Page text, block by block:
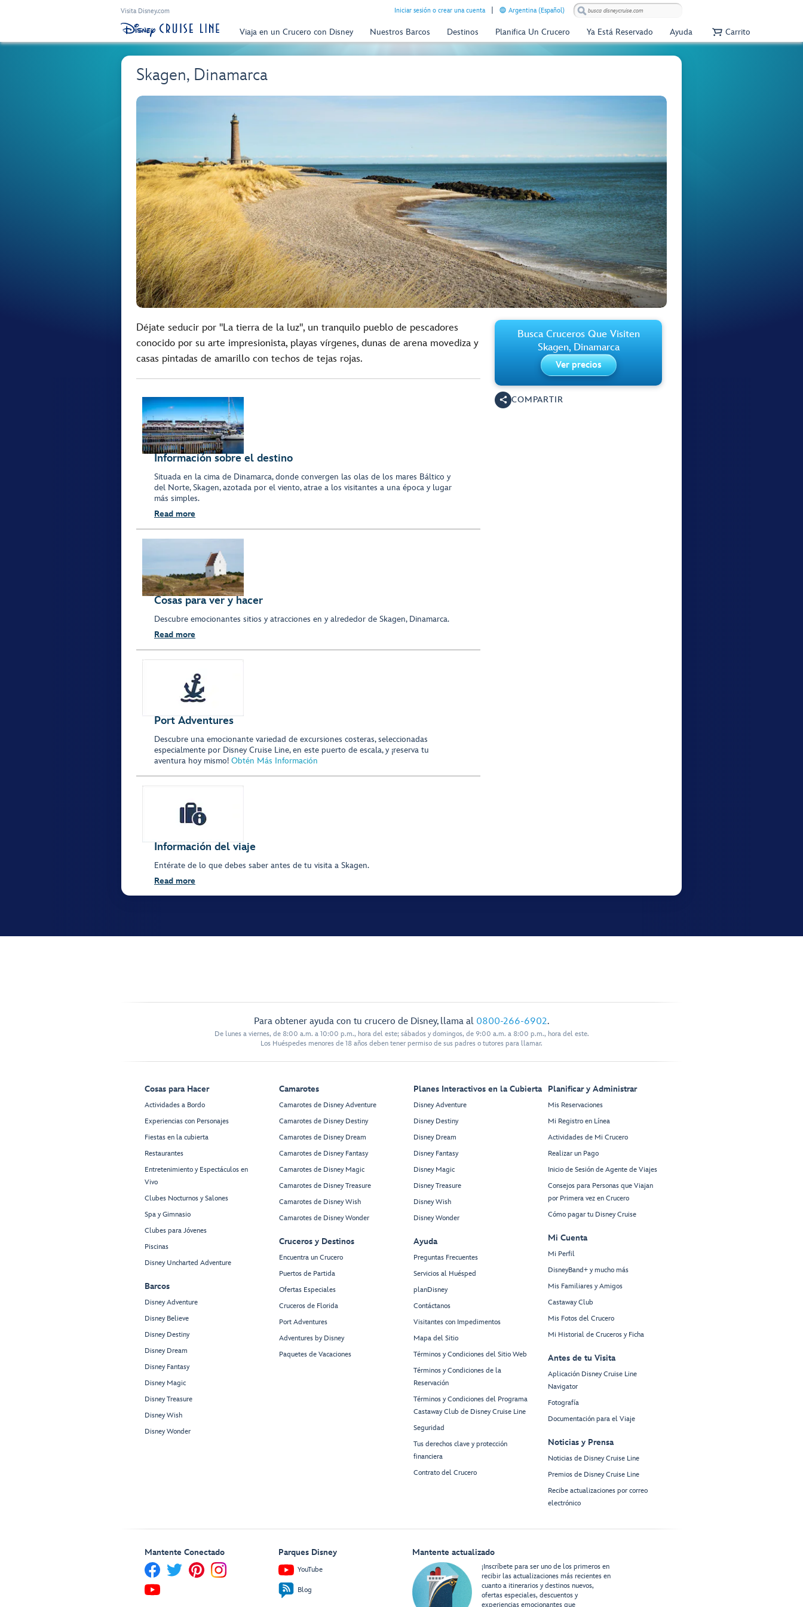
Visita Disney.com Iniciar sesión o crear una cuenta Argentina (Español)
Viaja en un Crucero con Disney Nuestros Barcos Destinos Planifica Un Crucero Ya Está Reservado Ayuda Carrito
Skagen, Dinamarca
Déjate seducir por "La tierra de la luz", un tranquilo pueblo de pescadores
conocido por su arte impresionista, playas vírgenes, dunas de arena movediza y
casas pintadas de amarillo con techos de tejas rojas.
Información sobre el destino
Situada en la cima de Dinamarca, donde convergen las olas de los mares Báltico y
del Norte, Skagen, azotada por el viento, atrae a los visitantes a una época y lugar
más simples.
Read more
Cosas para ver y hacer
Descubre emocionantes sitios y atracciones en y alrededor de Skagen, Dinamarca.
Read more
Port Adventures
Descubre una emocionante variedad de excursiones costeras, seleccionadas
especialmente por Disney Cruise Line, en este puerto de escala, y ¡reserva tu
aventura hoy mismo! Obtén Más Información
Información del viaje
Entérate de lo que debes saber antes de tu visita a Skagen.
Read more
Busca Cruceros Que Visiten
Skagen, Dinamarca
Ver precios
COMPARTIR
Para obtener ayuda con tu crucero de Disney, llama al 0800-266-6902.
De lunes a viernes, de 8:00 a.m. a 10:00 p.m., hora del este; sábados y domingos, de 9:00 a.m. a 8:00 p.m., hora del este.
Los Huéspedes menores de 18 años deben tener permiso de sus padres o tutores para llamar.
Cosas para Hacer
Actividades a Bordo
Experiencias con Personajes
Fiestas en la cubierta
Restaurantes
Entretenimiento y Espectáculos en
Vivo
Clubes Nocturnos y Salones
Spa y Gimnasio
Clubes para Jóvenes
Piscinas
Disney Uncharted Adventure
Barcos
Disney Adventure
Disney Believe
Disney Destiny
Disney Dream
Disney Fantasy
Disney Magic
Disney Treasure
Disney Wish
Disney Wonder
Camarotes
Camarotes de Disney Adventure
Camarotes de Disney Destiny
Camarotes de Disney Dream
Camarotes de Disney Fantasy
Camarotes de Disney Magic
Camarotes de Disney Treasure
Camarotes de Disney Wish
Camarotes de Disney Wonder
Cruceros y Destinos
Encuentra un Crucero
Puertos de Partida
Ofertas Especiales
Cruceros de Florida
Port Adventures
Adventures by Disney
Paquetes de Vacaciones
Planes Interactivos en la Cubierta
Disney Adventure
Disney Destiny
Disney Dream
Disney Fantasy
Disney Magic
Disney Treasure
Disney Wish
Disney Wonder
Ayuda
Preguntas Frecuentes
Servicios al Huésped
planDisney
Contáctanos
Visitantes con Impedimentos
Mapa del Sitio
Términos y Condiciones del Sitio Web
Términos y Condiciones de la
Reservación
Términos y Condiciones del Programa
Castaway Club de Disney Cruise Line
Seguridad
Tus derechos clave y protección
financiera
Contrato del Crucero
Planificar y Administrar
Mis Reservaciones
Mi Registro en Línea
Actividades de Mi Crucero
Realizar un Pago
Inicio de Sesión de Agente de Viajes
Consejos para Personas que Viajan
por Primera vez en Crucero
Cómo pagar tu Disney Cruise
Mi Cuenta
Mi Perfil
DisneyBand+ y mucho más
Mis Familiares y Amigos
Castaway Club
Mis Fotos del Crucero
Mi Historial de Cruceros y Ficha
Antes de tu Visita
Aplicación Disney Cruise Line
Navigator
Fotografía
Documentación para el Viaje
Noticias y Prensa
Noticias de Disney Cruise Line
Premios de Disney Cruise Line
Recibe actualizaciones por correo
electrónico
Mantente Conectado Parques Disney
YouTube
Blog
Mantente actualizado
¡Inscríbete para ser uno de los primeros en
recibir las actualizaciones más recientes en
cuanto a itinerarios y destinos nuevos,
ofertas especiales, descuentos y
experiencias emocionantes que